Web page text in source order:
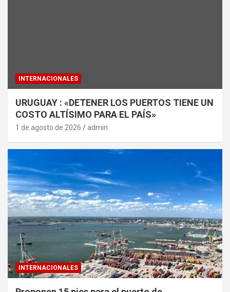
INTERNACIONALES
URUGUAY : «DETENER LOS PUERTOS TIENE UN
COSTO ALTÍSIMO PARA EL PAÍS»
1 de agosto de 2026 admin
INTERNACIONALES